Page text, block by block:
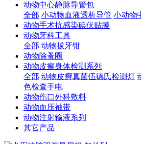
动物中心静脉导管包
全部 小动物血液透析导管 小动物
动物手术抗感染碘伏贴膜
动物牙科工具
全部 动物拔牙钳
动物除蚤圈
动物皮癣身体检测系列
全部 动物皮癣真菌伍德氏检测灯
色检查手电
动物伤口外科敷料
动物血压袖带
动物注射输液系列
其它产品